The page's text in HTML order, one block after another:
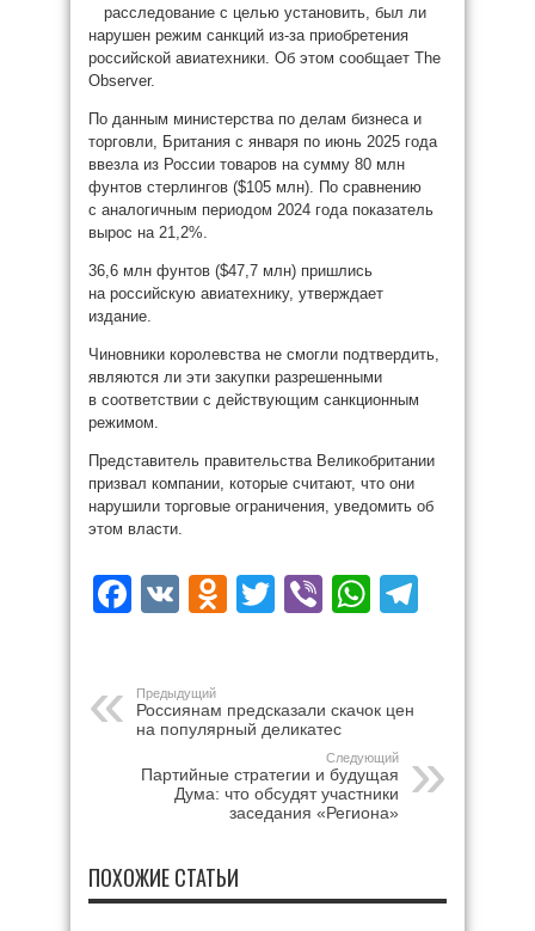
расследование с целью установить, был ли
нарушен режим санкций из-за приобретения
российской авиатехники. Об этом сообщает The
Observer.
По данным министерства по делам бизнеса и
торговли, Британия с января по июнь 2025 года
ввезла из России товаров на сумму 80 млн
фунтов стерлингов ($105 млн). По сравнению
с аналогичным периодом 2024 года показатель
вырос на 21,2%.
36,6 млн фунтов ($47,7 млн) пришлись
на российскую авиатехнику, утверждает
издание.
Чиновники королевства не смогли подтвердить,
являются ли эти закупки разрешенными
в соответствии с действующим санкционным
режимом.
Представитель правительства Великобритании
призвал компании, которые считают, что они
нарушили торговые ограничения, уведомить об
этом власти.
Facebook
VK Odnoklassniki
Twitter
Viber
Предыдущий
Россиянам предсказали скачок цен
на популярный деликатес
Следующий
Партийные стратегии и будущая
Дума: что обсудят участники
заседания «Региона»
ПОХОЖИЕ СТАТЬИ